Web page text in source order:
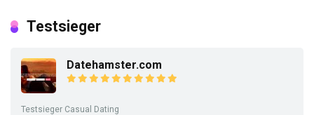
Testsieger
Datehamster.com
Testsieger Casual Dating